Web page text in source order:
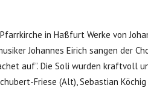
in Haßfurt Werke von
Johannes Eirich sangen der
auf”. Die Soli wurden kraftvoll
Friese (Alt), Sebastian